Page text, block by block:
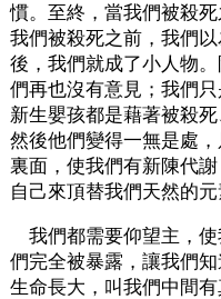
慣。至終，當我們被殺
我們被殺死之前，我們
後，我們就成了小人物
們再也沒有意見；我們
新生嬰孩都是藉著被殺
然後他們變得一無是處
裏面，使我們有新陳代
自己來頂替我們天然的
我們都需要仰望主，
們完全被暴露，讓我們
生命長大，叫我們中間